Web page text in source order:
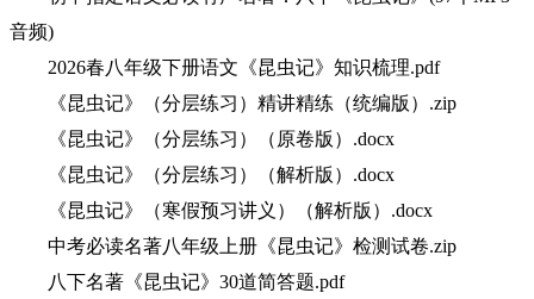
音频)
2026春八年级下册语文《昆虫记》知识梳理.pdf
《昆虫记》（分层练习）精讲精练（统编版）.zip
《昆虫记》（分层练习）（原卷版）.docx
《昆虫记》（分层练习）（解析版）.docx
《昆虫记》（寒假预习讲义）（解析版）.docx
中考必读名著八年级上册《昆虫记》检测试卷.zip
八下名著《昆虫记》30道简答题.pdf